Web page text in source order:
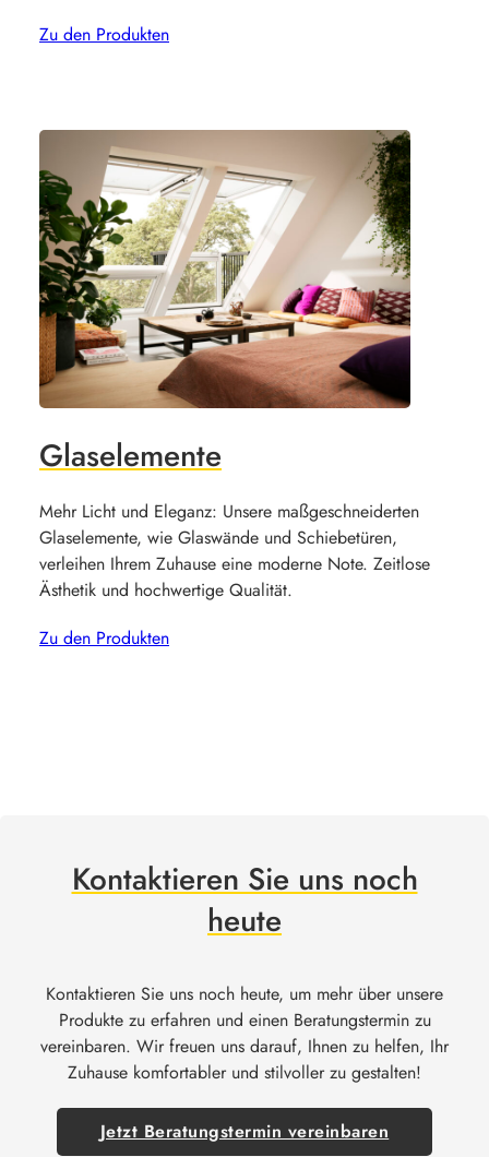
Zu den Produkten
Glaselemente
Mehr Licht und Eleganz: Unsere maßgeschneiderten
Glaselemente, wie Glaswände und Schiebetüren,
verleihen Ihrem Zuhause eine moderne Note. Zeitlose
Ästhetik und hochwertige Qualität.
Zu den Produkten
Kontaktieren Sie uns noch
heute
Kontaktieren Sie uns noch heute, um mehr über unsere
Produkte zu erfahren und einen Beratungstermin zu
vereinbaren. Wir freuen uns darauf, Ihnen zu helfen, Ihr
Zuhause komfortabler und stilvoller zu gestalten!
Jetzt Beratungstermin vereinbaren